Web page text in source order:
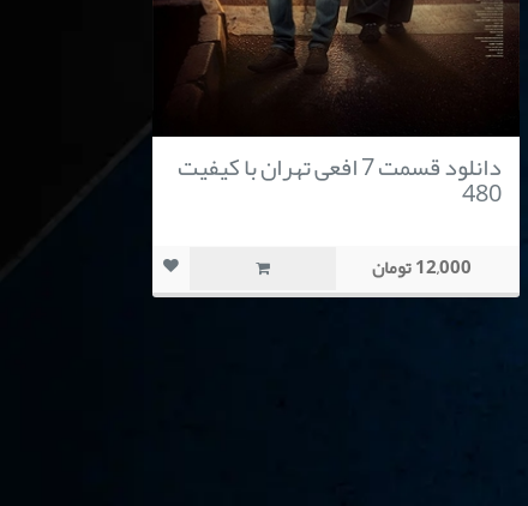
دانلود قسمت 7 افعی تهران با کیفیت
480
12,000 تومان